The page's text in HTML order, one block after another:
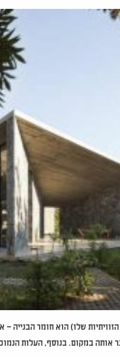
שלו) הוא חומר
אותה במקום. בנוסף, העלות